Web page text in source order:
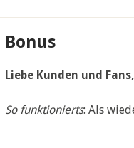
Bonus
Liebe Kunden und
So funktionierts: Als